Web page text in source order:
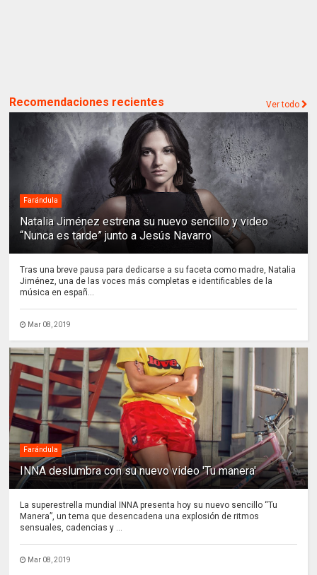
Recomendaciones recientes Ver todo
Farándula
Natalia Jiménez estrena su nuevo sencillo y video
“Nunca es tarde” junto a Jesús Navarro
Tras una breve pausa para dedicarse a su faceta como madre, Natalia
Jiménez, una de las voces más completas e identificables de la
música en españ...
Mar 08, 2019
Farándula
INNA deslumbra con su nuevo video 'Tu manera'
La superestrella mundial INNA presenta hoy su nuevo sencillo “Tu
Manera”, un tema que desencadena una explosión de ritmos
sensuales, cadencias y ...
Mar 08, 2019